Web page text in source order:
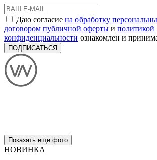
Даю согласие на обработку
договором публичной оферты и политикой
конфиденциальности ознакомлен и
ПОДПИСАТЬСЯ
Показать еще фото
НОВИНКА